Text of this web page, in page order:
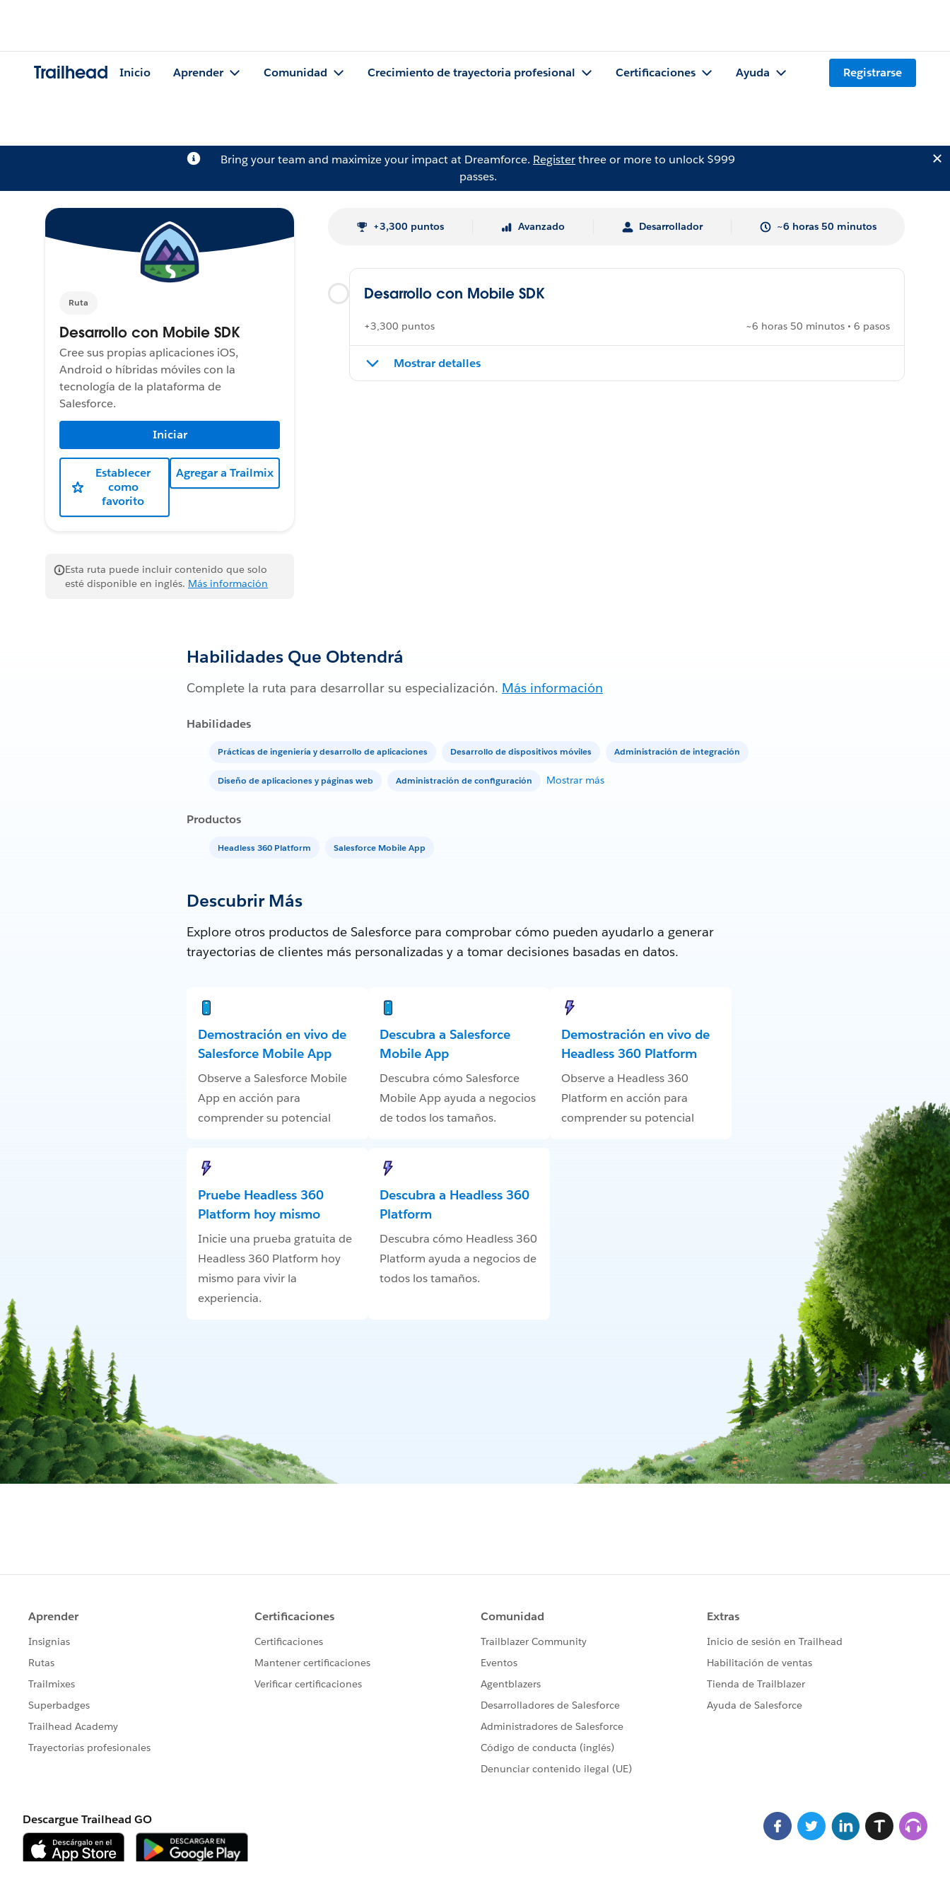
Trailhead Inicio Aprender Comunidad Crecimiento de trayectoria profesional Certificaciones Ayuda Registrarse
Bring your team and maximize your impact at Dreamforce. Registerthree or more to unlock $999
passes.
Ruta
Desarrollo con Mobile SDK
Cree sus propias aplicaciones iOS,
Android o híbridas móviles con la
tecnología de la plataforma de
Salesforce.
Iniciar
Establecer
como
favorito
Agregar a Trailmix
Esta ruta puede incluir contenido que solo
esté disponible en inglés. Más información
+3,300 puntos Avanzado Desarrollador ~6 horas 50 minutos
Desarrollo con Mobile SDK
+3,300 puntos ~6 horas 50 minutos • 6 pasos
Mostrar detalles
Habilidades Que Obtendrá
Complete la ruta para desarrollar su especialización. Más información
Habilidades
Prácticas de ingeniería y desarrollo de aplicaciones Desarrollo de dispositivos móviles Administración de integración
Diseño de aplicaciones y páginas web Administración de configuración Mostrar más
Productos
Headless 360 Platform Salesforce Mobile App
Descubrir Más
Explore otros productos de Salesforce para comprobar cómo pueden ayudarlo a generar
trayectorias de clientes más personalizadas y a tomar decisiones basadas en datos.
Demostración en vivo de
Salesforce Mobile App
Observe a Salesforce Mobile
App en acción para
comprender su potencial
Descubra a Salesforce
Mobile App
Descubra cómo Salesforce
Mobile App ayuda a negocios
de todos los tamaños.
Demostración en vivo de
Headless 360 Platform
Observe a Headless 360
Platform en acción para
comprender su potencial
Pruebe Headless 360
Platform hoy mismo
Inicie una prueba gratuita de
Headless 360 Platform hoy
mismo para vivir la
experiencia.
Descubra a Headless 360
Platform
Descubra cómo Headless 360
Platform ayuda a negocios de
todos los tamaños.